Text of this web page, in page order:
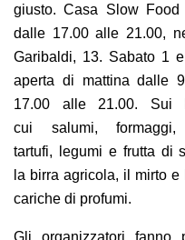
giusto.Casa Slow
dalle 17.00 alle 21.00,
Garibaldi, 13. Sabato 1 e
aperta di mattina dalle
17.00 alle 21.00. Sui
cui salumi, formaggi,
tartufi,
legumi e frutta di
la birra agricola, il mirto e
cariche di profumi.
Gli organizzatori fanno